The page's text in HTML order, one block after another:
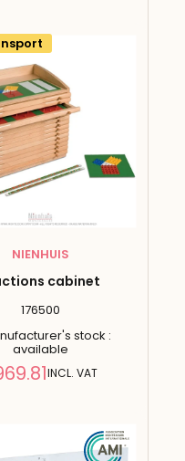
NIENHUIS
cabinet
176500
stock :
available
Reduced
INCL. VAT